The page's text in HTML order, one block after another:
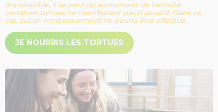
imprévisible, il se peut qu'au moment de l'activité
certaines tortues ne manifestent pas d'appétit. Dans ce
cas, aucun remboursement ne pourra être effectué.
JE NOURRIS LES TORTUES